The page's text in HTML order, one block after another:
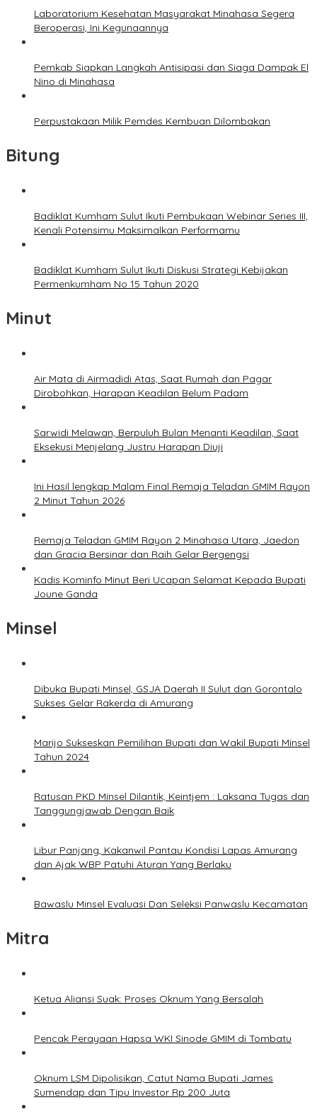
Laboratorium Kesehatan Masyarakat Minahasa Segera
Beroperasi, Ini Kegunaannya
Pemkab Siapkan Langkah Antisipasi dan Siaga Dampak El
Nino di Minahasa
Perpustakaan Milik Pemdes Kembuan Dilombakan
Bitung
Badiklat Kumham Sulut Ikuti Pembukaan Webinar Series III,
Kenali Potensimu Maksimalkan Performamu
Badiklat Kumham Sulut Ikuti Diskusi Strategi Kebijakan
Permenkumham No 15 Tahun 2020
Minut
Air Mata di Airmadidi Atas, Saat Rumah dan Pagar
Dirobohkan, Harapan Keadilan Belum Padam
Sarwidi Melawan, Berpuluh Bulan Menanti Keadilan, Saat
Eksekusi Menjelang Justru Harapan Diuji
Ini Hasil lengkap Malam Final Remaja Teladan GMIM Rayon
2 Minut Tahun 2026
Remaja Teladan GMIM Rayon 2 Minahasa Utara, Jaedon
dan Gracia Bersinar dan Raih Gelar Bergengsi
Kadis Kominfo Minut Beri Ucapan Selamat Kepada Bupati
Joune Ganda
Minsel
Dibuka Bupati Minsel, GSJA Daerah II Sulut dan Gorontalo
Sukses Gelar Rakerda di Amurang
Marijo Sukseskan Pemilihan Bupati dan Wakil Bupati Minsel
Tahun 2024
Ratusan PKD Minsel Dilantik, Keintjem : Laksana Tugas dan
Tanggungjawab Dengan Baik
Libur Panjang, Kakanwil Pantau Kondisi Lapas Amurang
dan Ajak WBP Patuhi Aturan Yang Berlaku
Bawaslu Minsel Evaluasi Dan Seleksi Panwaslu Kecamatan
Mitra
Ketua Aliansi Suak: Proses Oknum Yang Bersalah
Pencak Perayaan Hapsa WKI Sinode GMIM di Tombatu
Oknum LSM Dipolisikan, Catut Nama Bupati James
Sumendap dan Tipu Investor Rp 200 Juta